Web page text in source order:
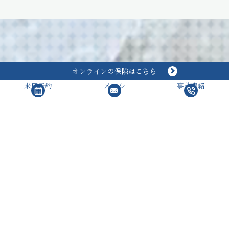
お客様の安心・安全を
オンラインの保険はこちら
来店予約
メール 事故連絡